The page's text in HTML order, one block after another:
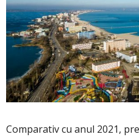
Comparativ cu anul 2021,